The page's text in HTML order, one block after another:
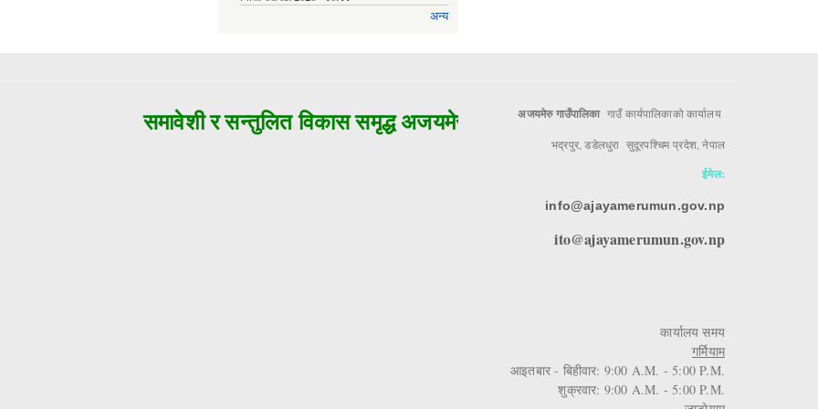
अन्य
समावेशी र सन्तुलित विकास समृद्ध अजयमेरुको मुल आधार!!
अजयमेरु गाउँपालिका गाउँ कार्यपालिकाको कार्यालय
भद्रपुर, डडेलधुरा सुदूरपश्चिम प्रदेश, नेपाल
ईमेल:
info@ajayamerumun.gov.np
ito@ajayamerumun.gov.np
कार्यालय समय
गर्मियाम
आइतबार - बिहीवार: 9:00 A.M. - 5:00 P.M.
शुक्रवार: 9:00 A.M. - 5:00 P.M.